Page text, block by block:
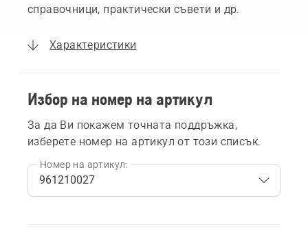
справочници, практически съвети и др.
Характеристики
Избор на номер на артикул
За да Ви покажем точната поддръжка,
изберете номер на артикул от този списък.
Номер на артикул: